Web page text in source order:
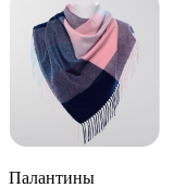
Палантины